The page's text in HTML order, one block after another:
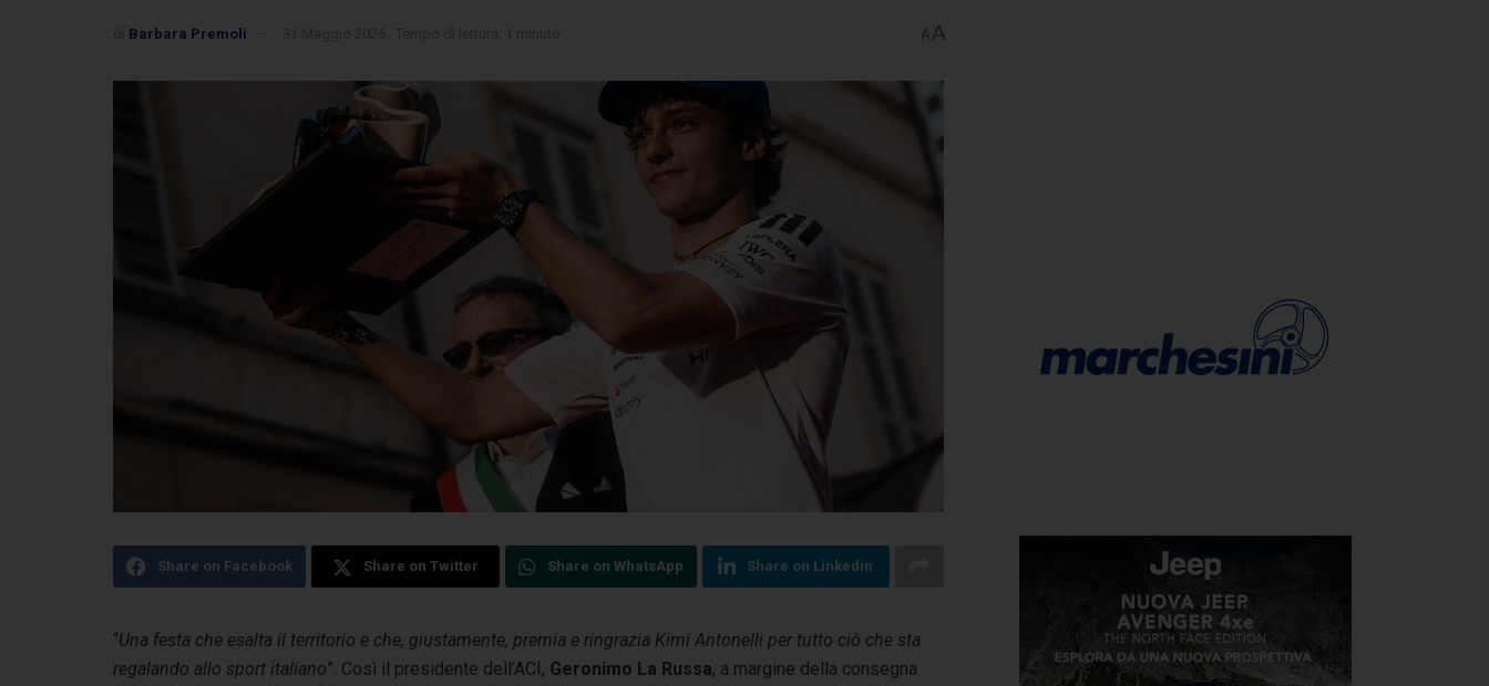
Barbara Premoli A A
Share on Facebook Share on Twitter Share on WhatsApp Share on Linkedin
“Una festa che esalta il territorio e che, giustamente, premia e ringrazia Kimi Antonelli per tutto ciò che sta
regalando allo sport italiano”. Così il presidente dell’ACI, Geronimo La Russa, a margine della consegna